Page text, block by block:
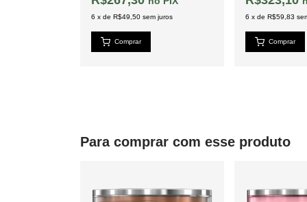
6 x de R$49,50 sem juros 6 x de R$59,83
Para comprar com esse produto